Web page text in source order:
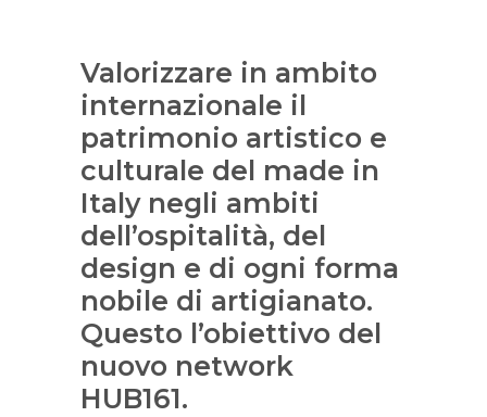
Valorizzare in ambito
internazionale il
patrimonio artistico e
culturale del made in
Italy negli ambiti
dell’ospitalità, del
design e di ogni forma
nobile di artigianato.
Questo l’obiettivo del
nuovo network
HUB161.